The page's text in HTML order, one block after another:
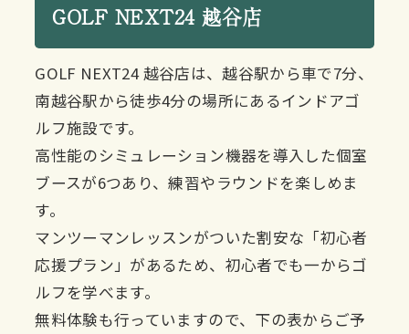
GOLF NEXT24 越谷店
GOLF NEXT24 越谷店は、越谷駅から車で7分、
南越谷駅から徒歩4分の場所にあるインドアゴ
ルフ施設です。
高性能のシミュレーション機器を導入した個室
ブースが6つあり、練習やラウンドを楽しめま
す。
マンツーマンレッスンがついた割安な「初心者
応援プラン」があるため、初心者でも一からゴ
ルフを学べます。
無料体験も行っていますので、下の表からご予